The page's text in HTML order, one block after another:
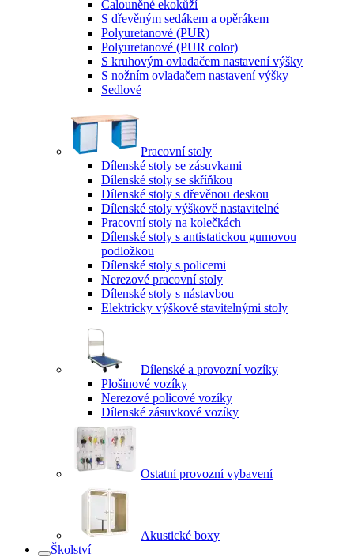
Čalouněné ekokůží
S dřevěným sedákem a opěrákem
Polyuretanové (PUR)
Polyuretanové (PUR color)
S kruhovým ovladačem nastavení výšky
S nožním ovladačem nastavení výšky
Sedlové
Pracovní stoly
Dílenské stoly se zásuvkami
Dílenské stoly se skříňkou
Dílenské stoly s dřevěnou deskou
Dílenské stoly výškově nastavitelné
Pracovní stoly na kolečkách
Dílenské stoly s antistatickou gumovou
podložkou
Dílenské stoly s policemi
Nerezové pracovní stoly
Dílenské stoly s nástavbou
Elektricky výškově stavitelnými stoly
Dílenské a provozní vozíky
Plošinové vozíky
Nerezové policové vozíky
Dílenské zásuvkové vozíky
Ostatní provozní vybavení
Akustické boxy
Školství